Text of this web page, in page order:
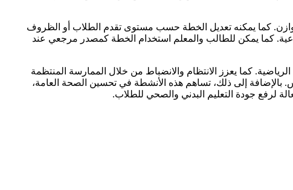
كما يمكنه تعديل الخطة حسب مستوى تقدم الطلاب أو الظروف
كما يمكن للطالب والمعلم استخدام الخطة كمصدر مرجعي عند
كما يعزز الانتظام والانضباط من خلال الممارسة المنتظمة
بالإضافة إلى ذلك، تساهم هذه الأنشطة في تحسين الصحة العامة،
لرفع جودة التعليم البدني والصحي للطلاب.